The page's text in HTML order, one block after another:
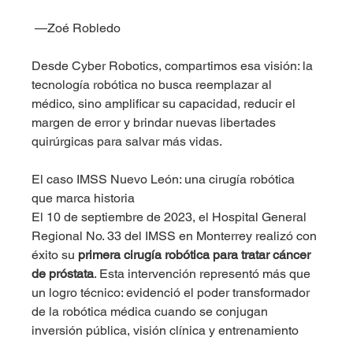
—Zoé Robledo
Desde Cyber Robotics, compartimos esa visión: la
tecnología robótica no busca reemplazar al
médico, sino amplificar su capacidad, reducir el
margen de error y brindar nuevas libertades
quirúrgicas para salvar más vidas.
El caso IMSS Nuevo León: una cirugía robótica
que marca historia
El 10 de septiembre de 2023, el Hospital General
Regional No. 33 del IMSS en Monterrey realizó con
éxito su primera cirugía robótica para tratar cáncer
de próstata. Esta intervención representó más que
un logro técnico: evidenció el poder transformador
de la robótica médica cuando se conjugan
inversión pública, visión clínica y entrenamiento